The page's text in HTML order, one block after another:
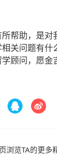
帮助，是对
关问题有什
顾问，愿金
浏览TA的更多